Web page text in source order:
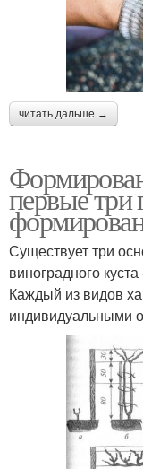
читать дальше →
первые три
Существует три
виноградного
Каждый из видов
индивидуальными